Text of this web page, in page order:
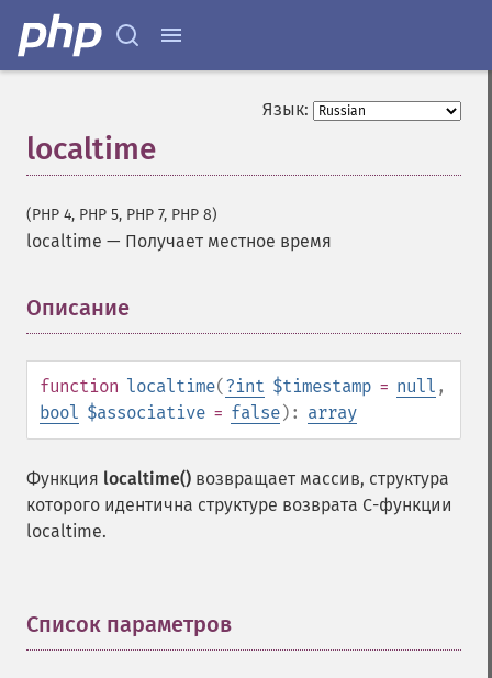
Язык:
localtime
(PHP 4, PHP 5, PHP 7, PHP 8)
localtime — Получает местное время
Описание
function localtime(?int $timestamp = null ,
bool $associative = false): array
Функция localtime() возвращает массив, структура
которого идентична структуре возврата C-функции
localtime.
Список параметров